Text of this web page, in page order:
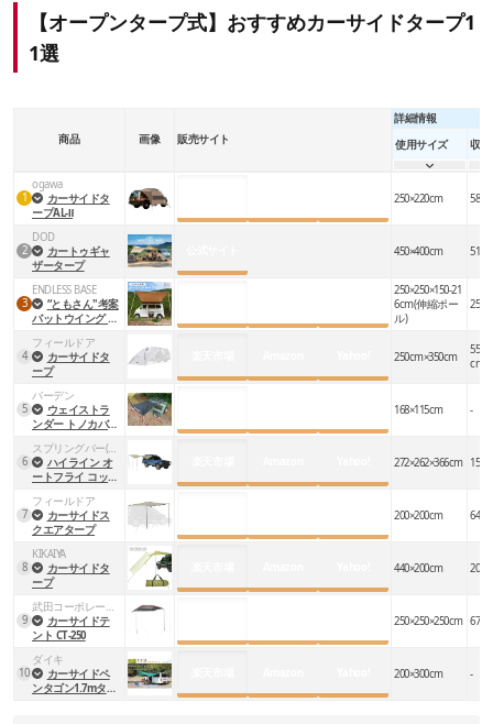
【オープンタープ式】おすすめカーサイドタープ1
1選
商品 画像 販売サイト
詳細情報
使用サイズ
収
1
ogawa
カーサイドタ
ープAL-Ⅱ
250×220cm
2
DOD
カートゥギャ
ザータープ
450×400cm
3
ENDLESS BASE
“ともさん"考案
バットウイング カ
250×250×150-21
6cm(伸縮ポー
ル)
4
フィールドア
カーサイドタ
ープ
250cm×350cm
cm
5
バーデン
ウェイストラ
ンダー トノカバー
プ
168×115cm -
6
スプリングバー(カーカムス)
ハイライン オ
ートフライ コット
272×262×366cm
7
フィールドア
カーサイドス
クエアタープ
200×200cm
8
KIKAIYA
カーサイドタ
ープ
440×200cm
9
武田コーポレーション
カーサイドテ
ント CT-250
250×250×250cm
10
ダイキ
カーサイドペ
ンタゴン1.7mタイ
200×300cm -